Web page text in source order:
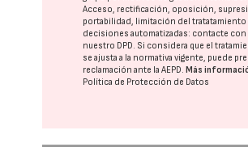
Acceso, rectificación, oposición,
portabilidad, limitación del tratatamiento
decisiones automatizadas: contacte con
nuestro DPD. Si considera que el
se ajusta a la normativa vigente, puede
reclamación ante laAEPD.Más
Política de Protección de Datos